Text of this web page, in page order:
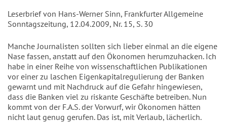
Leserbrief von Hans-Werner Sinn, Frankfurter Allgemeine
Sonntagszeitung, 12.04.2009, Nr. 15, S. 30
Manche Journalisten sollten sich lieber einmal an die eigene
Nase fassen, anstatt auf den Ökonomen herumzuhacken. Ich
habe in einer Reihe von wissenschaftlichen Publikationen
vor einer zu laschen Eigenkapitalregulierung der Banken
gewarnt und mit Nachdruck auf die Gefahr hingewiesen,
dass die Banken viel zu riskante Geschäfte betreiben. Nun
kommt von der F.A.S. der Vorwurf, wir Ökonomen hätten
nicht laut genug gerufen. Das ist, mit Verlaub, lächerlich.